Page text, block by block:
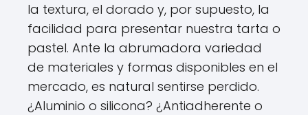
la textura, el dorado y, por supuesto, la
facilidad para presentar nuestra tarta o
pastel. Ante la abrumadora variedad
de materiales y formas disponibles en el
mercado, es natural sentirse perdido.
¿Aluminio o silicona? ¿Antiadherente o